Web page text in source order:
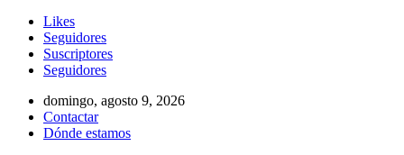
Likes
Seguidores
Suscriptores
Seguidores
domingo, agosto 9, 2026
Contactar
Dónde estamos